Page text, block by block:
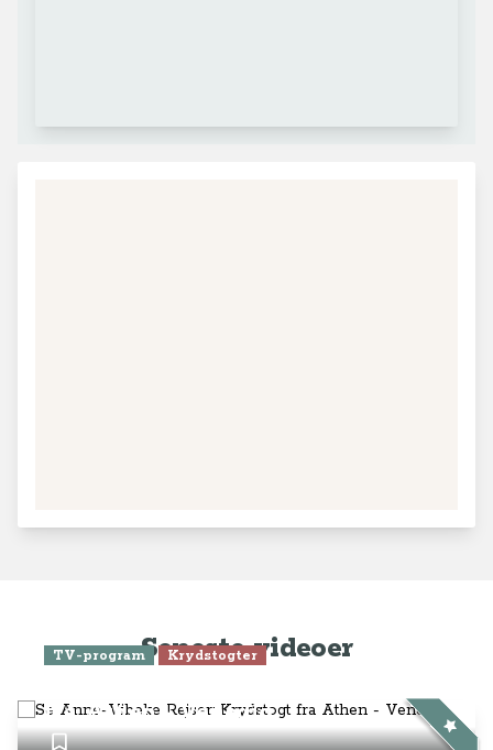
Seneste videoer
TV-program Krydstogter
fra Athen - Venedig